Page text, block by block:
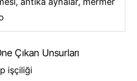
Çıkan Unsurları
işçiliği